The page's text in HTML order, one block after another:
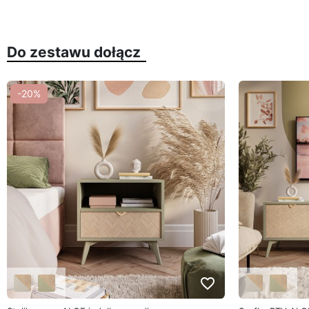
Do zestawu dołącz
-20%
favorite_border